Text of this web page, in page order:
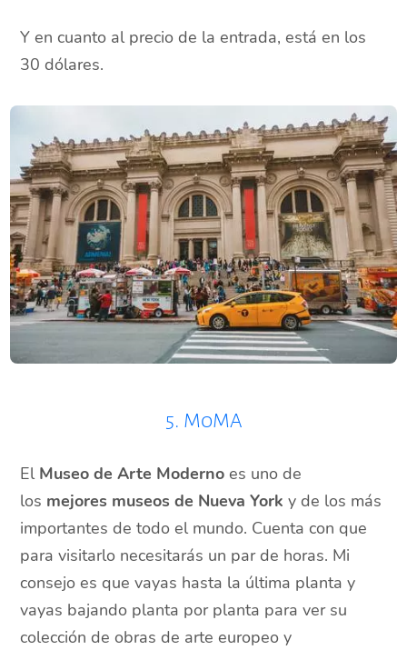
Y en cuanto al precio de la entrada, está en los
30 dólares.
5. MoMA
El Museo de Arte Moderno es uno de
los mejores museos de Nueva Yorky de los más
importantes de todo el mundo. Cuenta con que
para visitarlo necesitarás un par de horas. Mi
consejo es que vayas hasta la última planta y
vayas bajando planta por planta para ver su
colección de obras de arte europeo y